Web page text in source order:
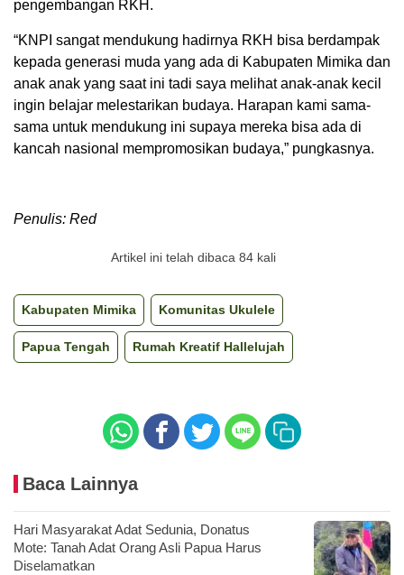
pengembangan RKH.
“KNPI sangat mendukung hadirnya RKH bisa berdampak
kepada generasi muda yang ada di Kabupaten Mimika dan
anak anak yang saat ini tadi saya melihat anak-anak kecil
ingin belajar melestarikan budaya. Harapan kami sama-
sama untuk mendukung ini supaya mereka bisa ada di
kancah nasional mempromosikan budaya,” pungkasnya.
Penulis: Red
Artikel ini telah dibaca 84 kali
Kabupaten Mimika Komunitas Ukulele
Papua Tengah Rumah Kreatif Hallelujah
Baca Lainnya
Hari Masyarakat Adat Sedunia, Donatus
Mote: Tanah Adat Orang Asli Papua Harus
Diselamatkan